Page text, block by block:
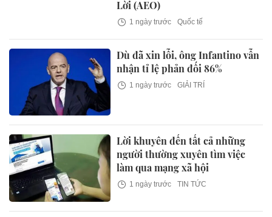
Lời (AEO)
1 ngày trước Quốc tế
Dù đã xin lỗi, ông Infantino vẫn
nhận tỉ lệ phản đối 86%
1 ngày trước GIẢI TRÍ
Lời khuyên đến tất cả những
người thường xuyên tìm việc
làm qua mạng xã hội
1 ngày trước TIN TỨC